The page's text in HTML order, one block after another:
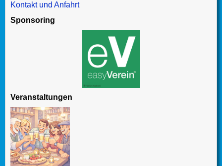
Kontakt und Anfahrt
Sponsoring
Veranstaltungen